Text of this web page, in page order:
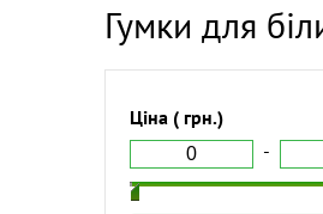
Гумки для
Ціна ( грн.)